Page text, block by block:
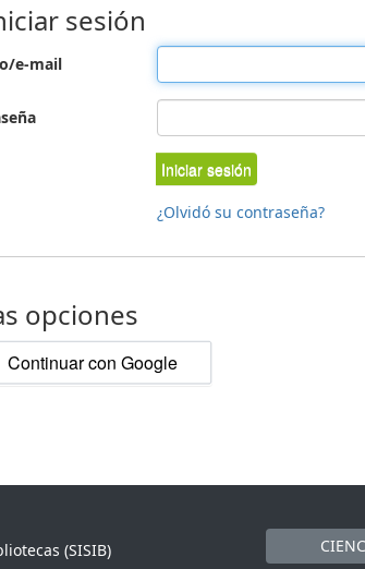
sesión
e-mail
Iniciar sesión
¿Olvidó su contraseña?
opciones
Continuar con Google
(SISIB)